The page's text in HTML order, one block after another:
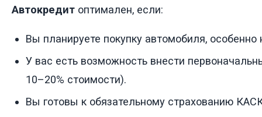
Автокредит оптимален, если:
Вы планируете покупку автомобиля, особенно
У вас есть возможность внести
10–20% стоимости).
Вы готовы к обязательному страхованию